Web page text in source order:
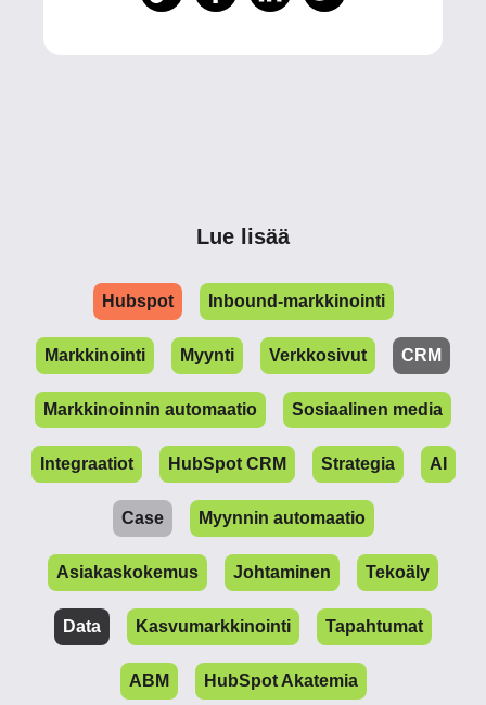
Lue lisää
Hubspot Inbound-markkinointi
Markkinointi Myynti Verkkosivut CRM
Markkinoinnin automaatio Sosiaalinen media
Integraatiot HubSpot CRM Strategia AI
Case Myynnin automaatio
Asiakaskokemus Johtaminen Tekoäly
Data Kasvumarkkinointi Tapahtumat
ABM HubSpot Akatemia